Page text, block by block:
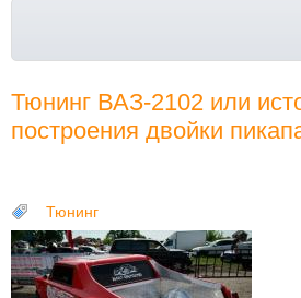
Тюнинг ВАЗ-2102 или
построения двойки
Тюнинг